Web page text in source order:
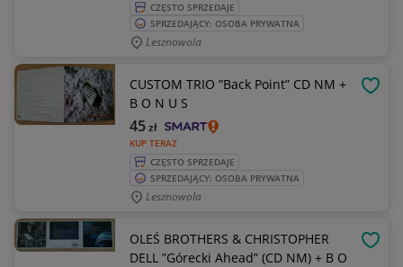
CZĘSTO SPRZEDAJE
SPRZEDAJĄCY: OSOBA PRYWATNA
Lesznowola
CUSTOM TRIO ”Back Point” CD NM +
B O N U S
KUP TERAZ
45zł
CZĘSTO SPRZEDAJE
SPRZEDAJĄCY: OSOBA PRYWATNA
Lesznowola
OLEŚ BROTHERS & CHRISTOPHER
DELL ”Górecki Ahead” (CD NM) + B O